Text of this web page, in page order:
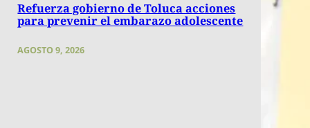
Refuerza gobierno de Toluca acciones
para prevenir el embarazo adolescente
AGOSTO 9, 2026